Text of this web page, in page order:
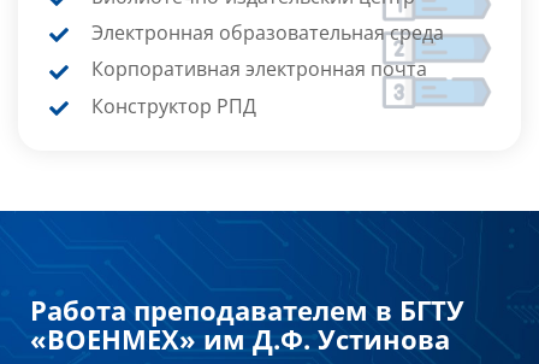
Электронная образовательная среда
Корпоративная электронная почта
Конструктор РПД
Работа преподавателем в БГТУ
«ВОЕНМЕХ» им Д.Ф. Устинова